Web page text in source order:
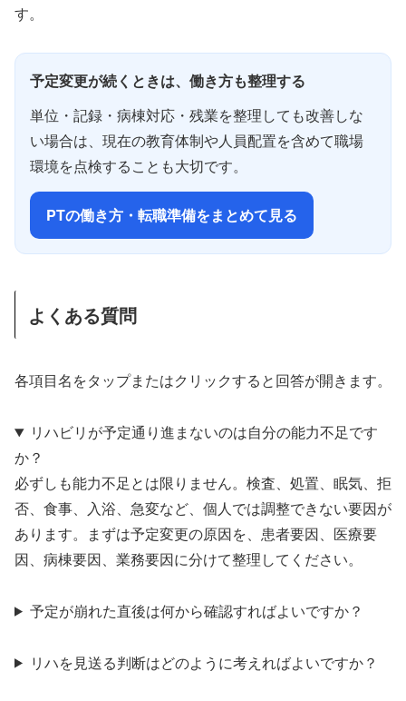
す。
予定変更が続くときは、働き方も整理する
単位・記録・病棟対応・残業を整理しても改善しな
い場合は、現在の教育体制や人員配置を含めて職場
環境を点検することも大切です。
PTの働き方・転職準備をまとめて見る
よくある質問
各項目名をタップまたはクリックすると回答が開きます。
リハビリが予定通り進まないのは自分の能力不足です
か？
必ずしも能力不足とは限りません。検査、処置、眠気、拒
否、食事、入浴、急変など、個人では調整できない要因が
あります。まずは予定変更の原因を、患者要因、医療要
因、病棟要因、業務要因に分けて整理してください。
予定が崩れた直後は何から確認すればよいですか？
リハを見送る判断はどのように考えればよいですか？